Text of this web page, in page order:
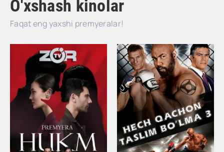
O'xshash kinolar
Faqat eng yaxshi premyeralar!